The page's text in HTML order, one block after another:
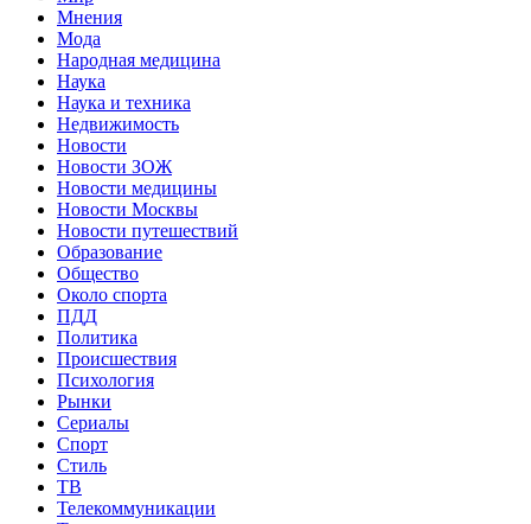
Мнения
Мода
Народная медицина
Наука
Наука и техника
Недвижимость
Новости
Новости ЗОЖ
Новости медицины
Новости Москвы
Новости путешествий
Образование
Общество
Около спорта
ПДД
Политика
Происшествия
Психология
Рынки
Сериалы
Спорт
Стиль
ТВ
Телекоммуникации